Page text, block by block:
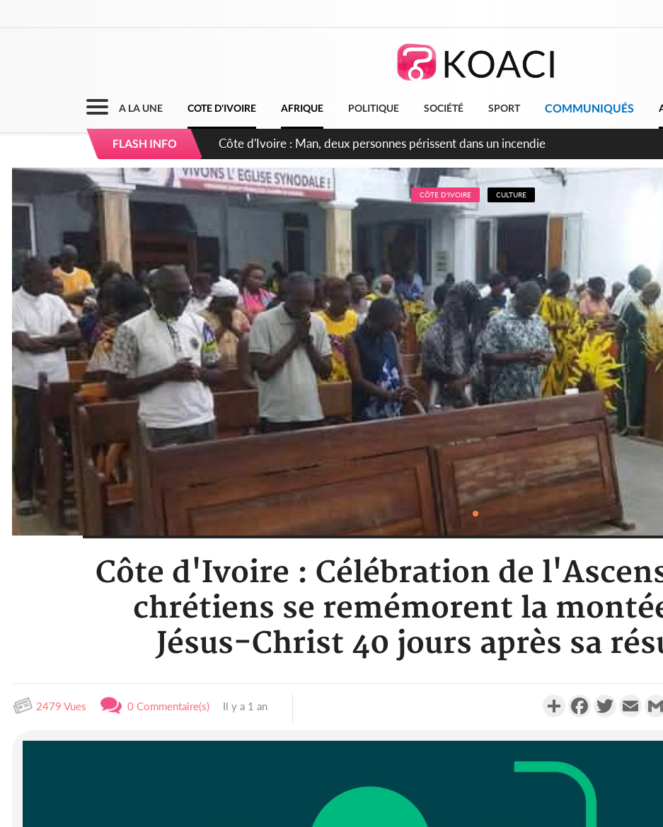
A LA UNE COTE D'IVOIRE AFRIQUE POLITIQUE SOCIÉTÉ SPORT COMMUNIQUÉS
FLASH INFO
Côte d'Ivoire : Séileu, la célébration de la fête nationale transformée en vaste
dépigmentants dangereux
CÔTE D'IVOIRE CULTURE
Côte d'Ivoire : Célébration de
chrétiens se remémorent la
Jésus-Christ 40 jours après sa
2479 Vues 0 Commentaire(s) Il y a 1 an PartagerFacebookTwitterEmail
Côte d'Ivoire :
personnes